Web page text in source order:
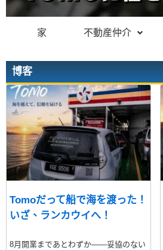
家 不動産仲介
博客
Tomoだって船で海を渡った！
いざ、ランカウイへ！
8月開業まであとわずか——妥協のない